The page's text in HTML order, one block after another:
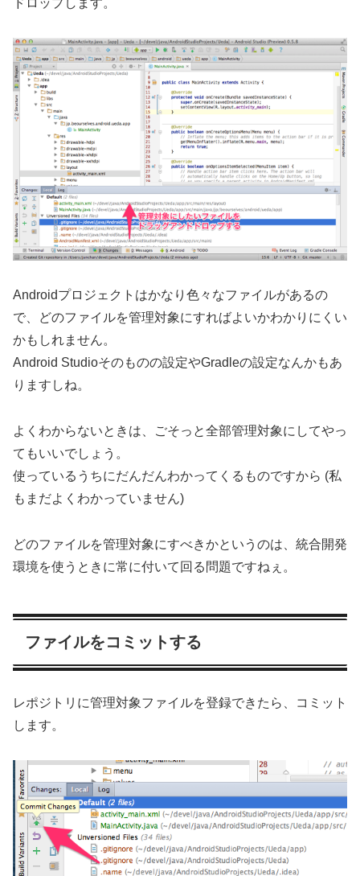
Androidプロジェクトはかなり色々なファイルがあるの
で、どのファイルを管理対象にすればよいかわかりにくい
かもしれません。
Android Studioそのものの設定やGradleの設定なんかもあ
りますしね。
よくわからないときは、ごそっと全部管理対象にしてやっ
てもいいでしょう。
使っているうちにだんだんわかってくるものですから (私
もまだよくわかっていません)
どのファイルを管理対象にすべきかというのは、統合開発
環境を使うときに常に付いて回る問題ですねぇ。
ファイルをコミットする
レポジトリに管理対象ファイルを登録できたら、コミット
します。